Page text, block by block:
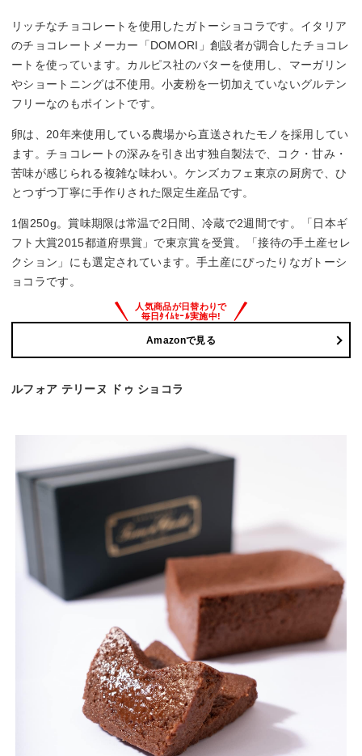
リッチなチョコレートを使用したガトーショコラです。イタリア
のチョコレートメーカー「DOMORI」創設者が調合したチョコレ
ートを使っています。カルピス社のバターを使用し、マーガリン
やショートニングは不使用。小麦粉を一切加えていないグルテン
フリーなのもポイントです。
卵は、20年来使用している農場から直送されたモノを採用してい
ます。チョコレートの深みを引き出す独自製法で、コク・甘み・
苦味が感じられる複雑な味わい。ケンズカフェ東京の厨房で、ひ
とつずつ丁寧に手作りされた限定生産品です。
1個250g。賞味期限は常温で2日間、冷蔵で2週間です。「日本ギ
フト大賞2015都道府県賞」で東京賞を受賞。「接待の手土産セレ
クション」にも選定されています。手土産にぴったりなガトーシ
ョコラです。
Amazonで見る
ルフォア テリーヌ ドゥ ショコラ